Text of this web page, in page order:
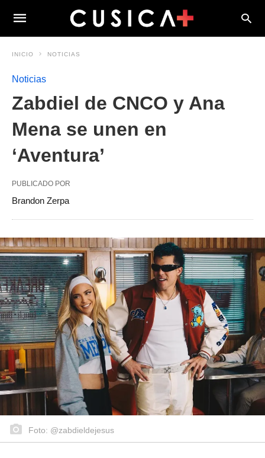
INICIO NOTICIAS
Noticias
Zabdiel de CNCO y Ana
Mena se unen en
‘Aventura’
PUBLICADO POR
Brandon Zerpa
Foto: @zabdieldejesus